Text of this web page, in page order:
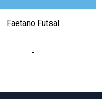
Faetano Futsal
-